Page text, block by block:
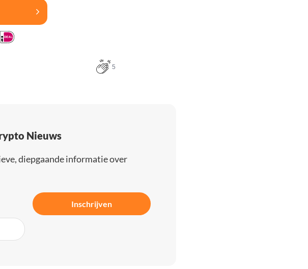
5
Nieuws
diepgaande informatie over
Inschrijven